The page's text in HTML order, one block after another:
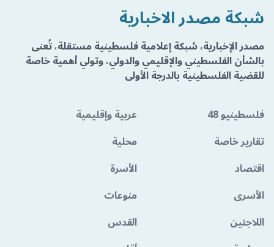
شبكة مصدر الاخبارية
مصدر الإخبارية، شبكة إعلامية فلسطينية مستقلة، تُعنى
بالشأن الفلسطيني والإقليمي والدولي، وتولي أهمية خاصة
للقضية الفلسطينية بالدرجة الأولى
فلسطينيو 48
عربية وإقليمية
تقارير خاصة
محلية
اقتصاد
الأسرة
الأسرى
منوعات
اللاجئين
القدس